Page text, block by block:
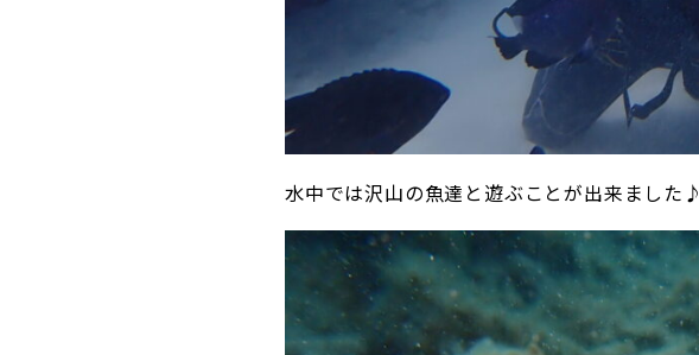
水中では沢山の魚達と遊ぶことが出来ました♪